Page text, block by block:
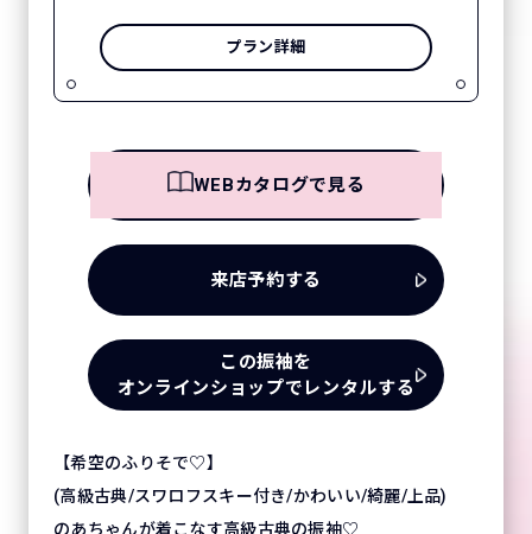
プラン詳細
WEBカタログで見る
来店予約する
この振袖を
オンラインショップでレンタルする
【希空のふりそで♡】
(高級古典/スワロフスキー付き/かわいい/綺麗/上品)
のあちゃんが着こなす高級古典の振袖♡